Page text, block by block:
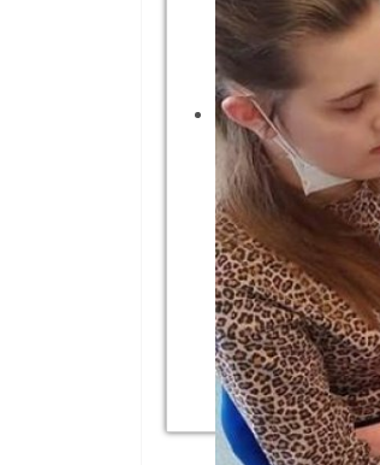
Kurczaki